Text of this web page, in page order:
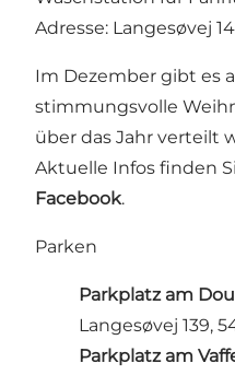
Adresse: Langesøvej
Im Dezember gibt es
stimmungsvolle
über das Jahr verteilt
Aktuelle Infos finden
Facebook.
Parken
Parkplatz am
Langesøvej 139,
Parkplatz am